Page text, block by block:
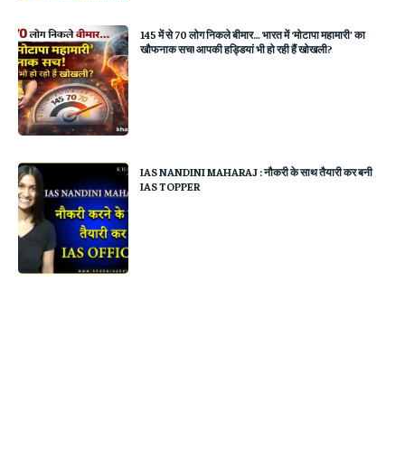
145 में से 70 लोग निकले बीमार… भारत में ‘मोटापा महामारी’ का
खौफनाक सच! आपकी हड्डियां भी हो रही हैं खोखली?
IAS NANDINI MAHARAJ : नौकरी के साथ तैयारी कर बनी
IAS TOPPER